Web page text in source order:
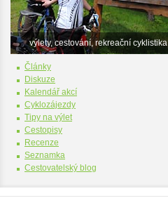
výlety, cestování, rekreační cyklistika
Články
Diskuze
Kalendář akcí
Cyklozájezdy
Tipy na výlet
Cestopisy
Recenze
Seznamka
Cestovatelský blog